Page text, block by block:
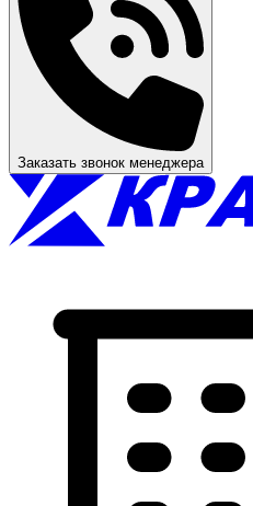
Заказать звонок менеджера